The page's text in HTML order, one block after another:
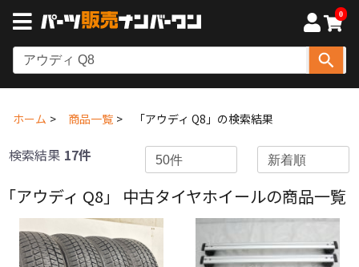
0
ホーム 商品一覧 「アウディ Q8」の検索結果
検索結果 17件
「アウディ Q8」 中古タイヤホイールの商品一覧